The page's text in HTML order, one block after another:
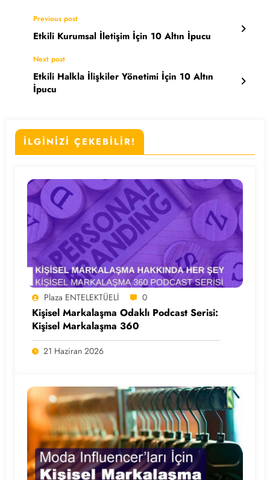
Previous post
Etkili Kurumsal İletişim İçin 10 Altın İpucu
Next post
Etkili Halkla İlişkiler Yönetimi İçin 10 Altın
İpucu
İLGİNİZİ ÇEKEBİLİR!
Plaza ENTELEKTÜELİ 0
Kişisel Markalaşma Odaklı Podcast Serisi:
Kişisel Markalaşma 360
21 Haziran 2026